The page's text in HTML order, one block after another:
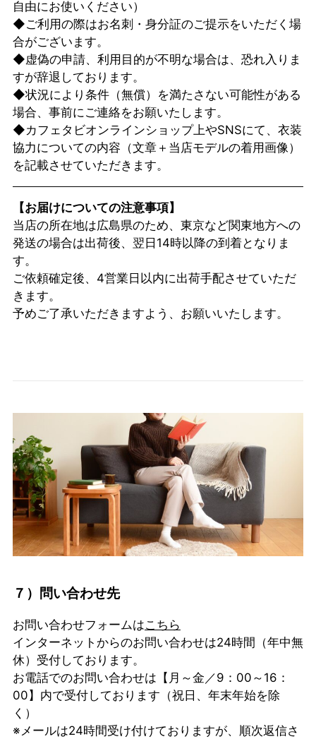
自由にお使いください）
◆ご利用の際はお名刺・身分証のご提示をいただく場
合がございます。
◆虚偽の申請、利用目的が不明な場合は、恐れ入りま
すが辞退しております。
◆状況により条件（無償）を満たさない可能性がある
場合、事前にご連絡をお願いたします。
◆カフェタビオンラインショップ上やSNSにて、衣装
協力についての内容（文章＋当店モデルの着用画像）
を記載させていただきます。
【お届けについての注意事項】
当店の所在地は広島県のため、東京など関東地方への
発送の場合は出荷後、翌日14時以降の到着となりま
す。
ご依頼確定後、4営業日以内に出荷手配させていただ
きます。
予めご了承いただきますよう、お願いいたします。
７）問い合わせ先
お問い合わせフォームはこちら
インターネットからのお問い合わせは24時間（年中無
休）受付しております。
お電話でのお問い合わせは【月～金／9：00～16：
00】内で受付しております（祝日、年末年始を除
く）
※メールは24時間受け付けておりますが、順次返信さ